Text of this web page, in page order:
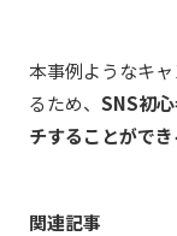
本事例ようなキ
るため、 SNS初
チすることができ
関連記事